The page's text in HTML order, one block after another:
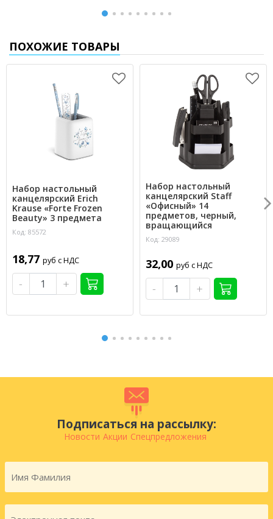
ПОХОЖИЕ ТОВАРЫ
Набор настольный
канцелярский Erich
Krause «Forte Frozen
Beauty» 3 предмета
Код: 85572
18,77 руб с НДС
- +
Набор настольный
канцелярский Staff
«Офисный» 14
предметов, черный,
вращающийся
Код: 29089
32,00 руб с НДС
- +
Подписаться на рассылку:
Новости Акции Спецпредложения